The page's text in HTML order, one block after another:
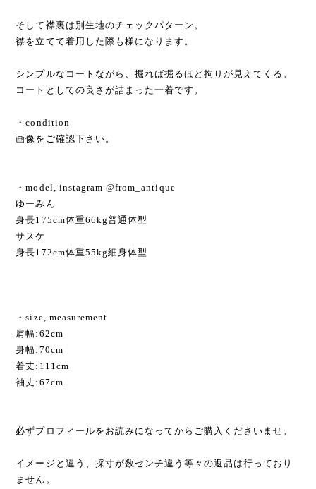
そして襟裏は別生地のチェックパターン。
襟を立てて着用した際も様になります。
シンプルなコートながら、掘れば掘るほど拘りが見えてくる。
コートとしての良さが詰まった一着です。
・condition
画像をご確認下さい。
・model, instagram @from_antique
ゆーみん
身長175cm体重66kg普通体型
サスケ
身長172cm体重55kg細身体型
・size, measurement
肩幅:62cm
身幅:70cm
着丈:111cm
袖丈:67cm
必ずプロフィールをお読みになってからご購入くださいませ。
イメージと違う、採寸が数センチ違う等々の返品は行っており
ません。